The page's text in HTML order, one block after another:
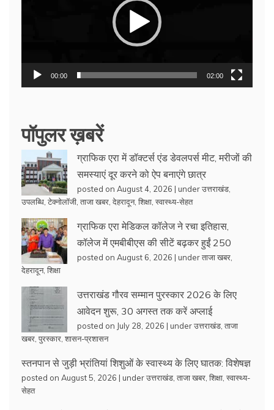
00:00 02:00
पॉपुलर ख़बरें
ग्राफिक एरा में डॉक्टर्स एंड डेवलपर्स मीट, मरीजों की
समस्याएं दूर करने को ऐप बनाएंगे छात्र
posted on August 4, 2026 | underउत्तराखंड
उपलब्धि टेक्नोलॉजी ताजा खबर देहरादून, शिक्षा स्वास्थ्य-सेहत
ग्राफिक एरा मेडिकल कॉलेज ने रचा इतिहास,
कॉलेज में एमबीबीएस की सीटें बढ़कर हुईं 250
posted on August 6, 2026 | underताजा खबर
देहरादून, शिक्षा
उत्तराखंड गौरव सम्मान पुरस्कार 2026 के लिए
आवेदन शुरू, 30 अगस्त तक करें अप्लाई
posted on July 28, 2026 | underउत्तराखंड ताजा
खबर पुरस्कार शासन-प्रशासन
स्तनपान से जुड़ी भ्रांतियां शिशुओं के स्वास्थ्य के लिए घातक: विशेषज्ञ
posted on August 5, 2026 | underउत्तराखंड ताजा खबर शिक्षा स्वास्थ्य-
सेहत